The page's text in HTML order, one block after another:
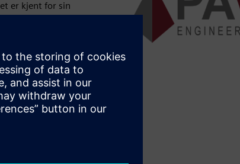
er kjent for sin
til behovene til
Engineering
kunder.